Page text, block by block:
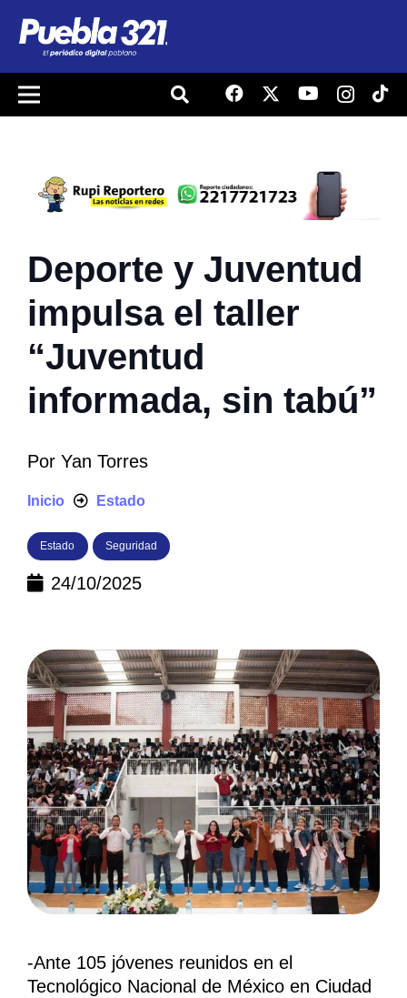
Deporte y Juventud
impulsa el taller
“Juventud
informada, sin tabú”
Por Yan Torres
Inicio Estado
Estado Seguridad
24/10/2025
-Ante 105 jóvenes reunidos en el
Tecnológico Nacional de México en Ciudad